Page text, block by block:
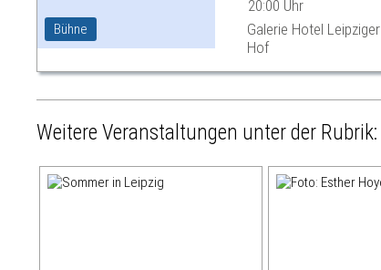
Bühne
20:00 Uhr
Galerie Hotel Leipziger
Hof
Weitere Veranstaltungen unter der Rubrik: